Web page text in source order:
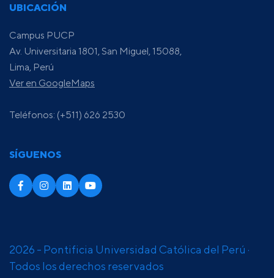
UBICACIÓN
Campus PUCP
Av. Universitaria 1801, San Miguel, 15088,
Lima, Perú
Ver en GoogleMaps
Teléfonos: (+511) 626 2530
SÍGUENOS
2026 - Pontificia Universidad Católica del Perú ·
Todos los derechos reservados